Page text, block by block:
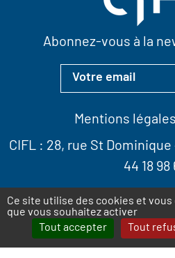
Ce site utilise des cookies et
que vous souhaitez activer
Tout accepter
Tout
Abonnez-vous à la
Mentions légales
CIFL : 28, rue St Dominique
44 18 98